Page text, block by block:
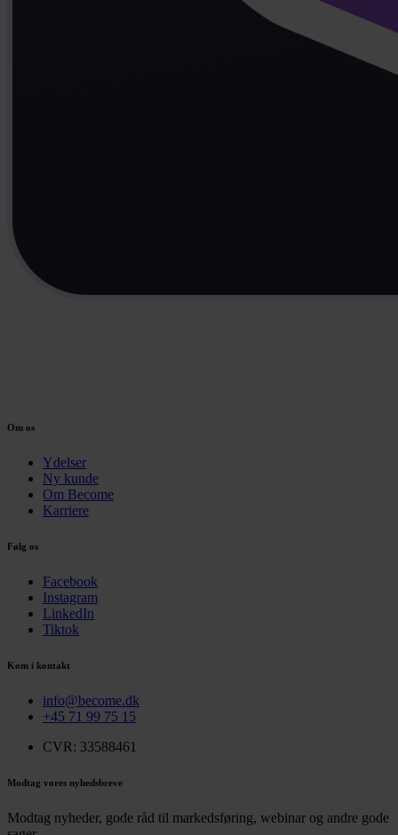
Om os
Ydelser
Ny kunde
Om Become
Karriere
Følg os
Facebook
Instagram
LinkedIn
Tiktok
Kom i kontakt
info@become.dk
+45 71 99 75 15
CVR: 33588461
Modtag vores nyhedsbreve
Modtag nyheder, gode råd til markedsføring, webinar og andre gode